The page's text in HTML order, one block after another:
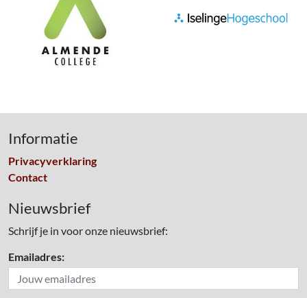
Informatie
Privacyverklaring
Contact
Nieuwsbrief
Schrijf je in voor onze nieuwsbrief:
Emailadres: